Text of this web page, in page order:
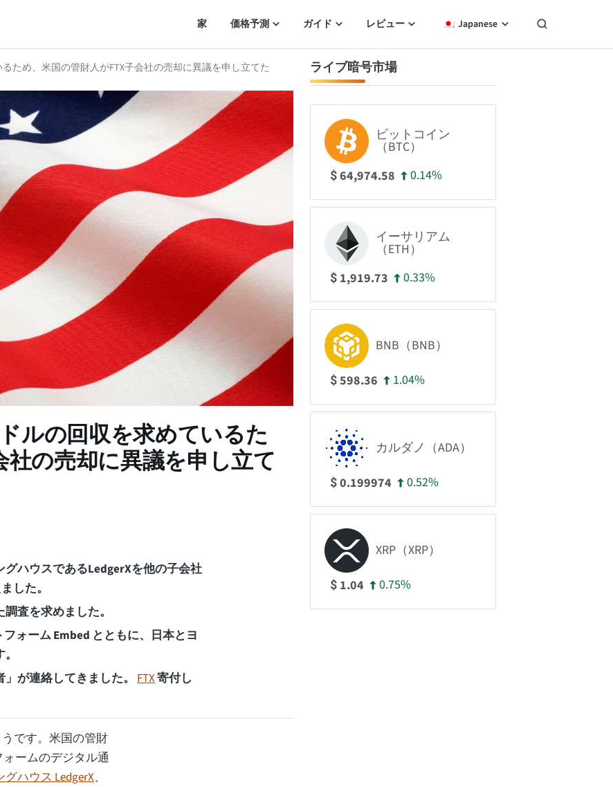
家 価格予測 ガイド レビュー Japanese
ため、米国の管財人がFTX子会社の売却に異議を申し立てた
ルの回収を求めているた
社の売却に異議を申し立て
ハウスであるLedgerXを他の子会社
した。
査を求めました。
ォーム Embed とともに、日本とヨ
が連絡してきました。 FTX寄付し
です。米国の管財
ームのデジタル通
ハウス LedgerX、
ライブ暗号市場
ビットコイン
（BTC）
$64,974.58 0.14%
イーサリアム
（ETH）
$ 1,919.73 0.33%
BNB（BNB）
$598.36 1.04%
カルダノ（ADA）
$0.199974 0.52%
XRP（XRP）
$ 1.04 0.75%